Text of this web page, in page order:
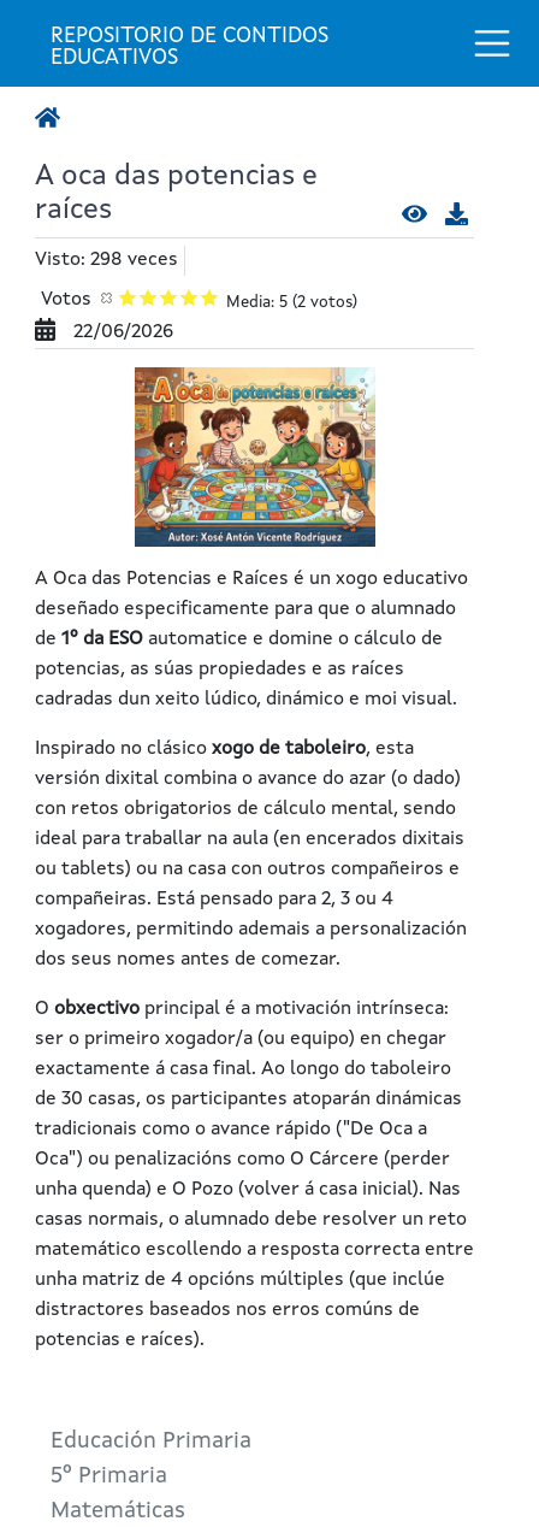
REPOSITORIO DE CONTIDOS
EDUCATIVOS
A oca das potencias e
raíces
Visto: 298 veces
Votos Media: 5 (2 votos)
22/06/2026
A Oca das Potencias e Raíces é un xogo educativo
deseñado especificamente para que o alumnado
de 1º da ESO automatice e domine o cálculo de
potencias, as súas propiedades e as raíces
cadradas dun xeito lúdico, dinámico e moi visual.
Inspirado no clásico xogo de taboleiro, esta
versión dixital combina o avance do azar (o dado)
con retos obrigatorios de cálculo mental, sendo
ideal para traballar na aula (en encerados dixitais
ou tablets) ou na casa con outros compañeiros e
compañeiras. Está pensado para 2, 3 ou 4
xogadores, permitindo ademais a personalización
dos seus nomes antes de comezar.
O obxectivo principal é a motivación intrínseca:
ser o primeiro xogador/a (ou equipo) en chegar
exactamente á casa final. Ao longo do taboleiro
de 30 casas, os participantes atoparán dinámicas
tradicionais como o avance rápido ("De Oca a
Oca") ou penalizacións como O Cárcere (perder
unha quenda) e O Pozo (volver á casa inicial). Nas
casas normais, o alumnado debe resolver un reto
matemático escollendo a resposta correcta entre
unha matriz de 4 opcións múltiples (que inclúe
distractores baseados nos erros comúns de
potencias e raíces).
Educación Primaria
5º Primaria
Matemáticas